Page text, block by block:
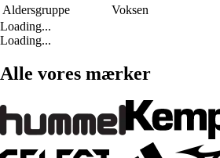
Aldersgruppe
Voksen
Loading...
Loading...
Alle vores mærker